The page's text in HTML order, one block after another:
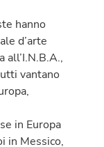
hanno
d’arte
all’I.N.B.A.,
vantano
in Europa
in Messico,